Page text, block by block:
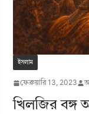
ইসলাম
ফেব্রুয়ারি 13, 2023
খিলজির বঙ্গ